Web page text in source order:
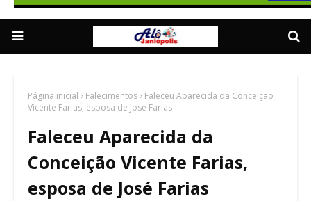
Página inicial Falecimentos
Faleceu Aparecida da Conceição
Vicente Farias, esposa de José Farias
Faleceu Aparecida da
Conceição Vicente Farias,
esposa de José Farias